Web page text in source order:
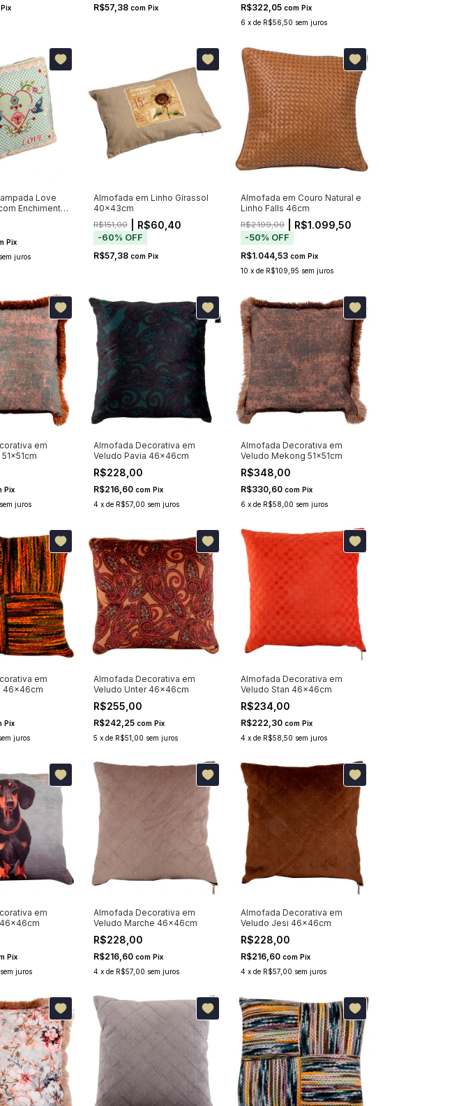
Pix
R$57,38 com Pix
R$322,05 com Pix
6 x de R$56,50 sem juros
Love
Enchimento
Pix
sem juros
Almofada em Linho Girassol
40x43cm
R$151,00| R$60,40
-60% OFF
R$57,38 com Pix
Almofada em Couro Natural e
Linho Falls 46cm
R$2.199,00| R$1.099,50
-50% OFF
R$1.044,53 com Pix
10 x de R$109,95 sem juros
em
Pix
sem juros
Almofada Decorativa em
Veludo Pavia 46x46cm
R$228,00
R$216,60 com Pix
4 x de R$57,00 sem juros
Almofada Decorativa em
Veludo Mekong 51x51cm
R$348,00
R$330,60 com Pix
6 x de R$58,00 sem juros
em
46x46cm
Pix
juros
Almofada Decorativa em
Veludo Unter 46x46cm
R$255,00
R$242,25 com Pix
5 x de R$51,00 sem juros
Almofada Decorativa em
Veludo Stan 46x46cm
R$234,00
R$222,30 com Pix
4 x de R$58,50 sem juros
em
Pix
sem juros
Almofada Decorativa em
Veludo Marche 46x46cm
R$228,00
R$216,60 com Pix
4 x de R$57,00 sem juros
Almofada Decorativa em
Veludo Jesi 46x46cm
R$228,00
R$216,60 com Pix
4 x de R$57,00 sem juros